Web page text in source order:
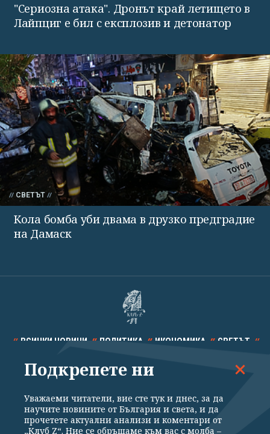
"Сериозна атака". Дронът край летището в
Лайпциг е бил с експлозив и детонатор
СВЕТЪТ
Кола бомба уби двама в друзко предградие
на Дамаск
ВСИЧКИ НОВИНИ ПОЛИТИКА ИКОНОМИКА СВЕТЪТ
СПОРТ КУЛТУРА ТЕХНОЛОГИИ КАЛЕЙДОСКОП
Подкрепете ни
Уважаеми читатели, вие сте тук и днес, за да
научите новините от България и света, и да
прочетете актуални анализи и коментари от
„Клуб Z“. Ние се обръщаме към вас с молба –